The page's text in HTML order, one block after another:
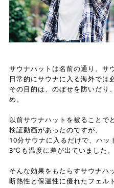
サウナハットは名前の通り、サ
日常的にサウナに入る海外では
その目的は、のぼせを防いだり
め。
以前サウナハットを被ることで
検証動画があったのですが、
10分サウナに入るだけで、ハッ
3℃も温度に差が出ていました。
そんな効果をもたらすサウナハ
断熱性と保温性に優れたフェル